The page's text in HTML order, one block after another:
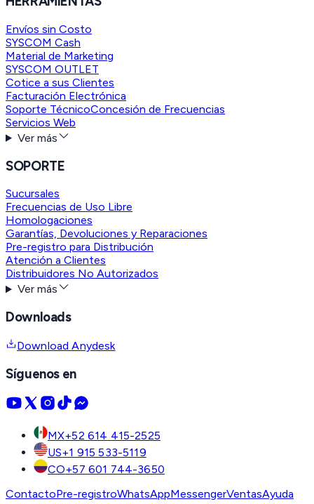
Envíos sin Costo
SYSCOM Cash
Material de Marketing
SYSCOM OUTLET
Cotice a sus Clientes
Facturación Electrónica
Soporte TécnicoConcesión de Frecuencias
Servicios Web
Ver más
SOPORTE
Sucursales
Frecuencias de Uso Libre
Homologaciones
Garantías, Devoluciones y Reparaciones
Pre-registro para Distribución
Atención a Clientes
Distribuidores No Autorizados
Ver más
Downloads
Download Anydesk
Síguenos en
MX+52 614 415-2525
US+1 915 533-5119
CO+57 601 744-3650
ContactoPre-registroWhatsAppMessengerVentasAyuda